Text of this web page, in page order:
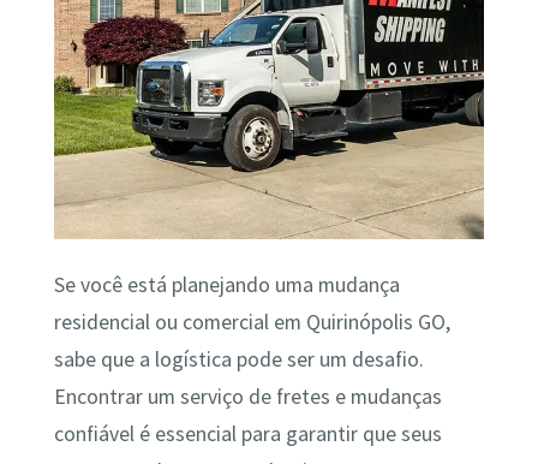
Se você está planejando uma mudança
residencial ou comercial em Quirinópolis GO,
sabe que a logística pode ser um desafio.
Encontrar um serviço de fretes e mudanças
confiável é essencial para garantir que seus